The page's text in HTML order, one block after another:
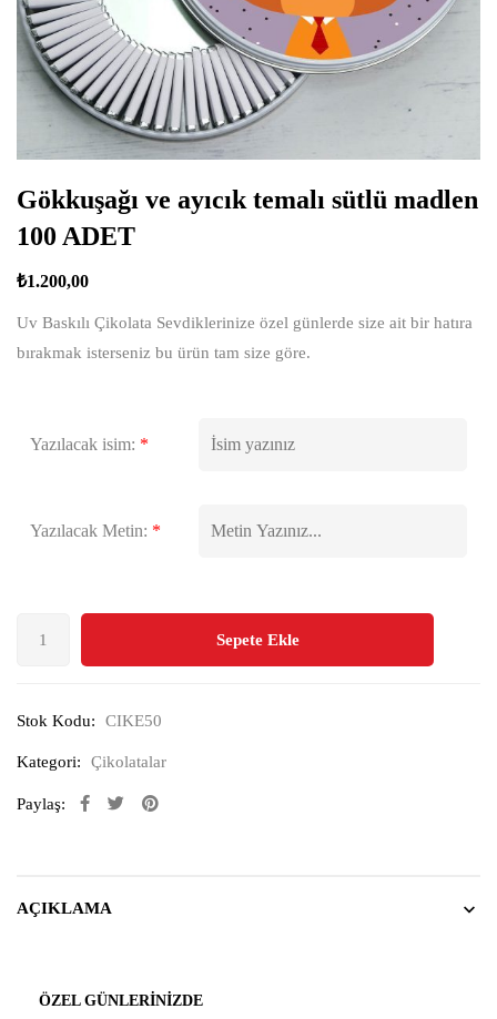
Gökkuşağı ve ayıcık temalı sütlü madlen
100 ADET
₺1.200,00
Uv Baskılı Çikolata Sevdiklerinize özel günlerde size ait bir hatıra
bırakmak isterseniz bu ürün tam size göre.
Yazılacak isim: *
Yazılacak Metin: *
Sepete Ekle
Stok Kodu: CIKE50
Kategori: Çikolatalar
Paylaş:
AÇIKLAMA
ÖZEL GÜNLERINIZDE